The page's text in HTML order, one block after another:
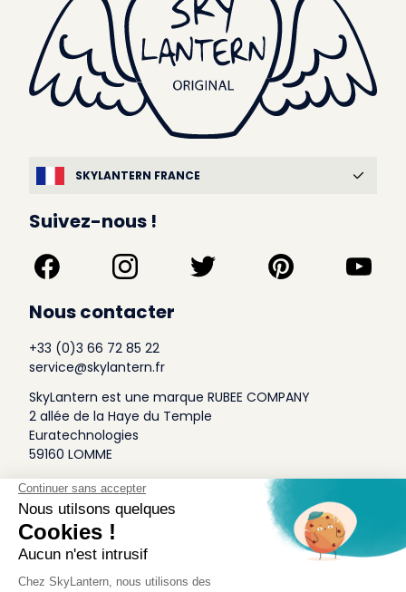
SKYLANTERN FRANCE
Suivez-nous !
Nous contacter
+33 (0)3 66 72 85 22
service@skylantern.fr
SkyLantern est une marque RUBEE COMPANY
2 allée de la Haye du Temple
Euratechnologies
59160 LOMME
A Propos
Qui sommes-nous
Conditions générales de Vente
Mentions légales